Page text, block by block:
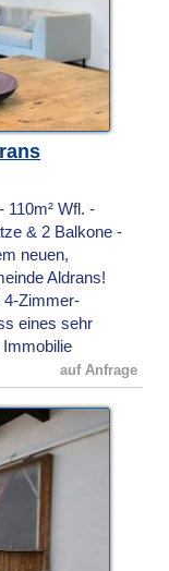
110m² Wfl. -
& 2 Balkone -
neuen,
Aldrans!
4-Zimmer-
eines sehr
auf Anfrage